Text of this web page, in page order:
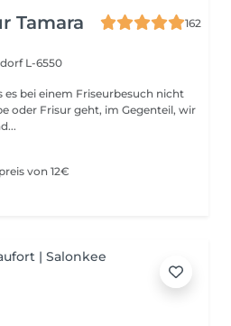
Tamara
162
L-6550
es bei einem Friseurbesuch nicht
oder Frisur geht, im Gegenteil, wir
von 12€